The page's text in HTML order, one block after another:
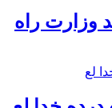
وزارت راه